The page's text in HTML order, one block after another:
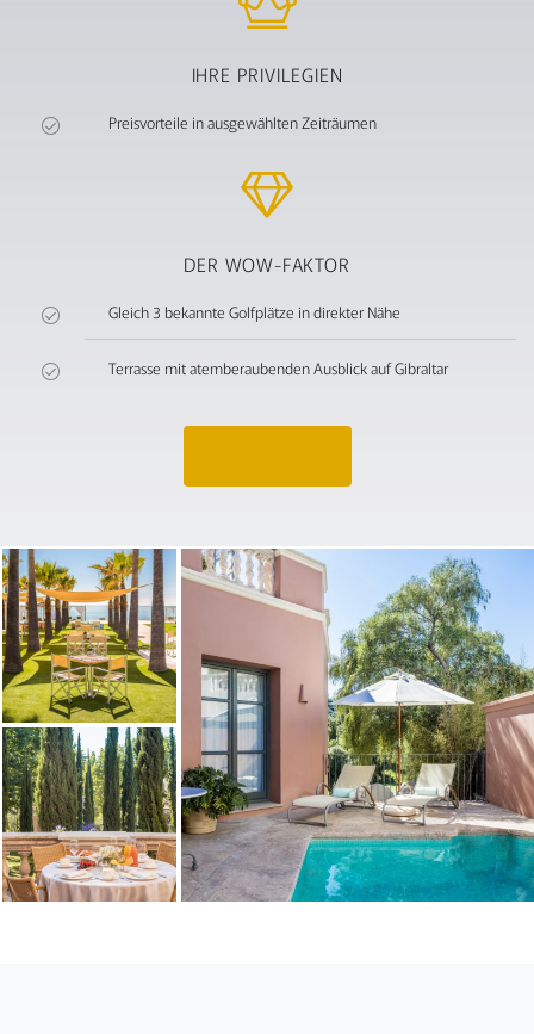
IHRE PRIVILEGIEN
Preisvorteile in ausgewählten Zeiträumen
DER WOW-FAKTOR
Gleich 3 bekannte Golfplätze in direkter Nähe
Terrasse mit atemberaubenden Ausblick auf Gibraltar